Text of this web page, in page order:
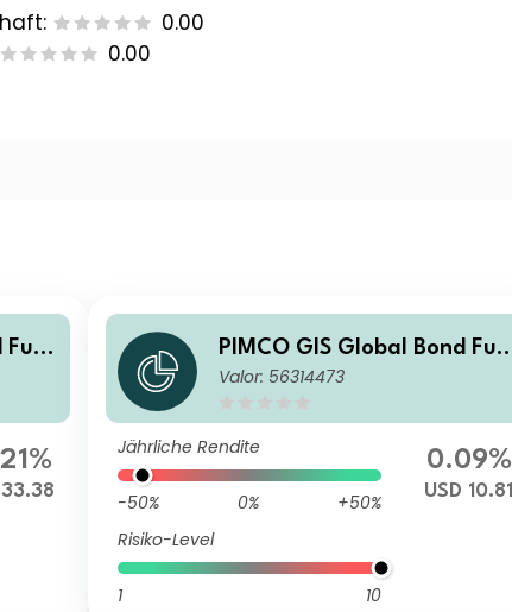
0.00
0.00
Fun
33.38
PIMCO GIS Global Bond Fun
d W Class USD Accumulation
Valor: 56314473
Jährliche Rendite
-50% 0%
+50%
Risiko-Level
1 10
0.09%
USD 10.81